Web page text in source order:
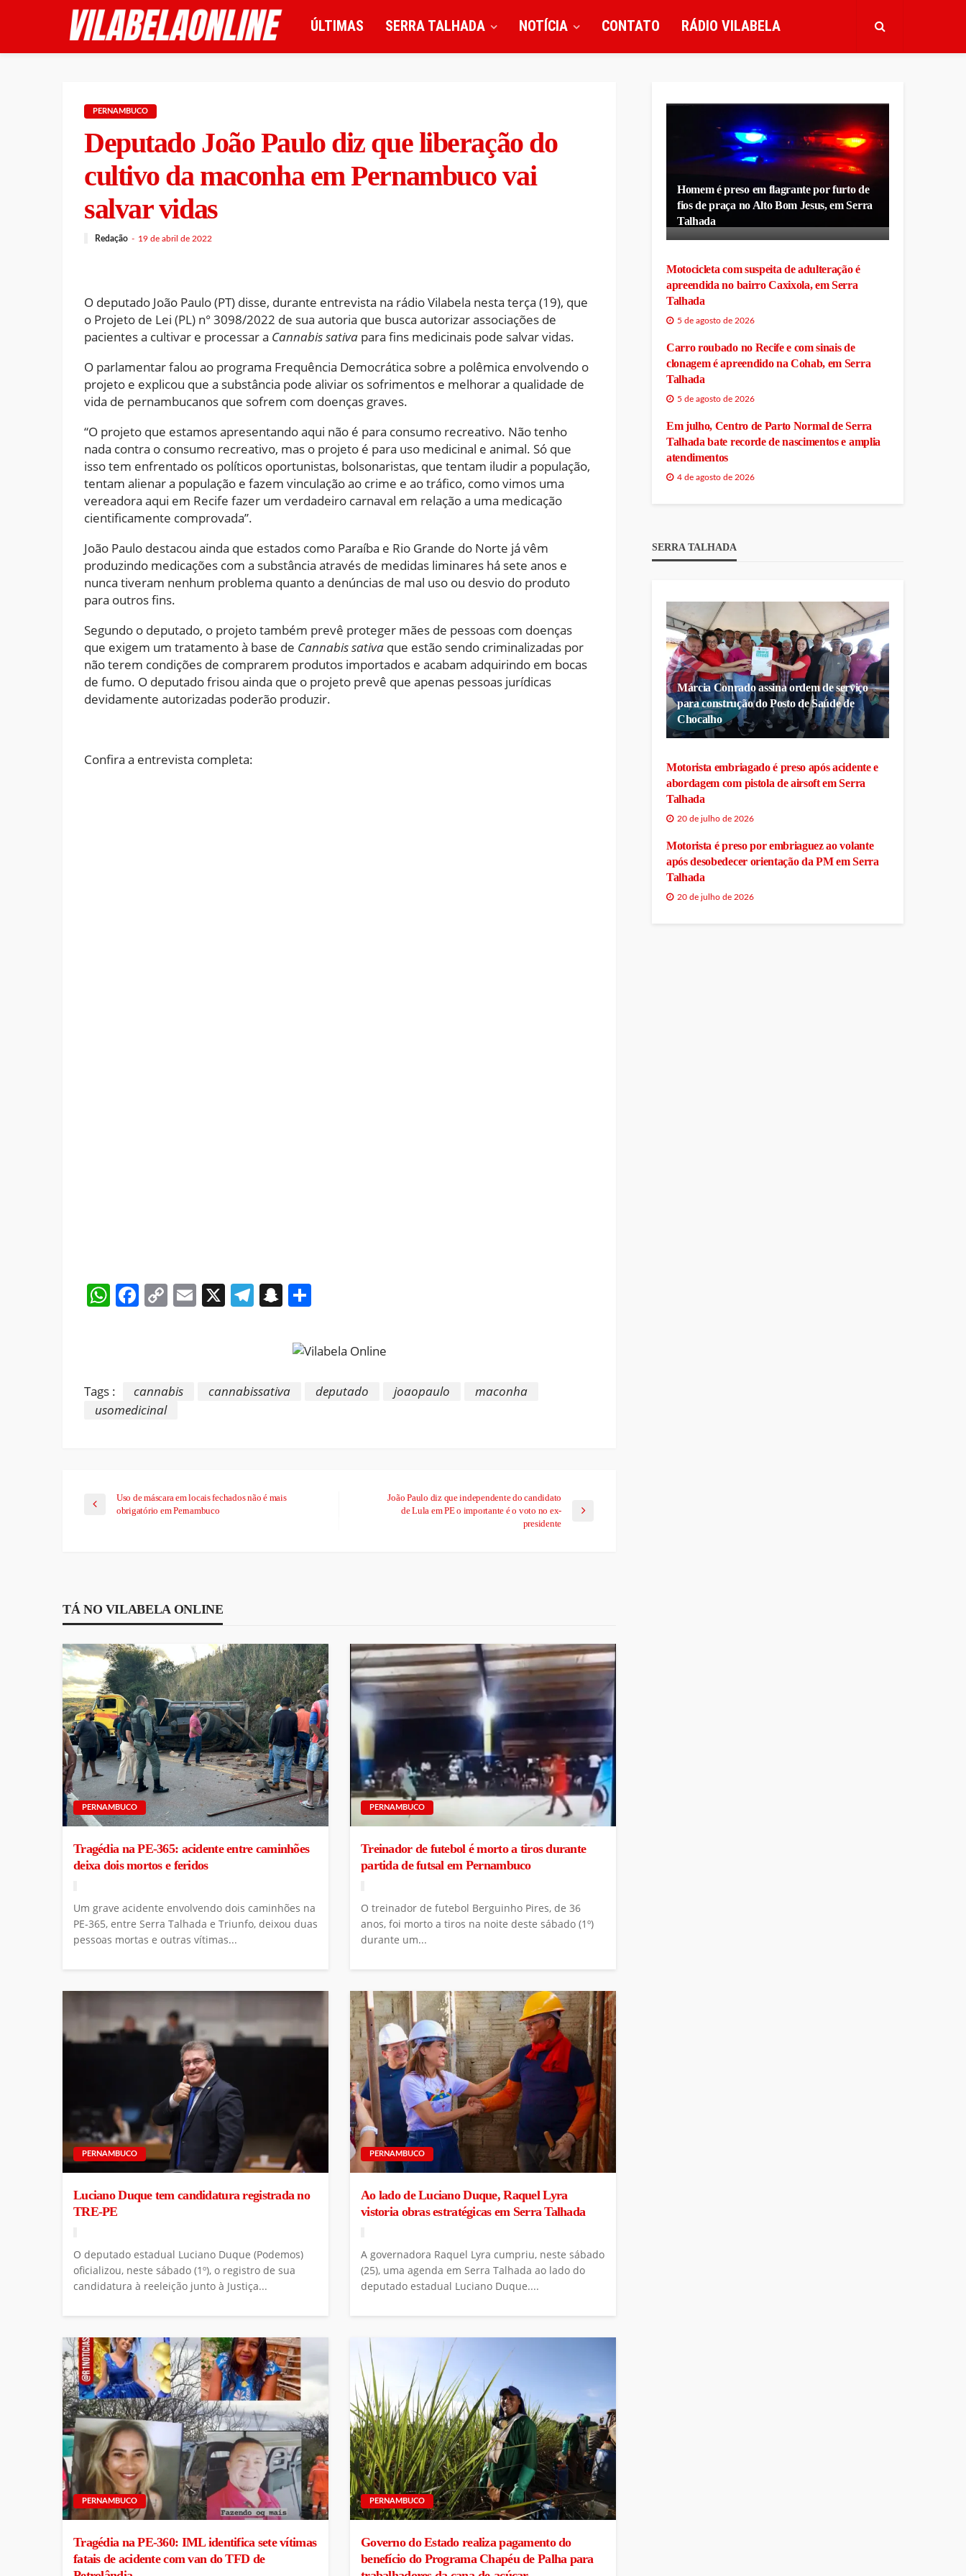
ÚLTIMAS SERRA TALHADA NOTÍCIA CONTATO RÁDIO VILABELA
PERNAMBUCO
Deputado João Paulo diz que liberação do
cultivo da maconha em Pernambuco vai
salvar vidas
Redação 19 de abril de 2022
O deputado João Paulo (PT) disse, durante entrevista na rádio Vilabela nesta terça (19), que
o Projeto de Lei (PL) n° 3098/2022 de sua autoria que busca autorizar associações de
pacientes a cultivar e processar a Cannabis sativa para fins medicinais pode salvar vidas.
O parlamentar falou ao programa Frequência Democrática sobre a polêmica envolvendo o
projeto e explicou que a substância pode aliviar os sofrimentos e melhorar a qualidade de
vida de pernambucanos que sofrem com doenças graves.
“O projeto que estamos apresentando aqui não é para consumo recreativo. Não tenho
nada contra o consumo recreativo, mas o projeto é para uso medicinal e animal. Só que
isso tem enfrentado os políticos oportunistas, bolsonaristas, que tentam iludir a população,
tentam alienar a população e fazem vinculação ao crime e ao tráfico, como vimos uma
vereadora aqui em Recife fazer um verdadeiro carnaval em relação a uma medicação
cientificamente comprovada”.
João Paulo destacou ainda que estados como Paraíba e Rio Grande do Norte já vêm
produzindo medicações com a substância através de medidas liminares há sete anos e
nunca tiveram nenhum problema quanto a denúncias de mal uso ou desvio do produto
para outros fins.
Segundo o deputado, o projeto também prevê proteger mães de pessoas com doenças
que exigem um tratamento à base de Cannabis sativa que estão sendo criminalizadas por
não terem condições de comprarem produtos importados e acabam adquirindo em bocas
de fumo. O deputado frisou ainda que o projeto prevê que apenas pessoas jurídicas
devidamente autorizadas poderão produzir.
Confira a entrevista completa:
WhatsApp
Facebook
CopyEmail
X Telegram
Snapchat
Tags : cannabis cannabissativa deputado joaopaulo
maconha
usomedicinal
Uso de máscara em locais fechados não é mais
obrigatório em Pernambuco
João Paulo diz que independente do candidato
de Lula em PE o importante é o voto no ex-
presidente
TÁ NO VILABELA ONLINE
PERNAMBUCO
Tragédia na PE-365: acidente entre caminhões
deixa dois mortos e feridos
Um grave acidente envolvendo dois caminhões na
PE-365, entre Serra Talhada e Triunfo, deixou duas
pessoas mortas e outras vítimas...
PERNAMBUCO
Treinador de futebol é morto a tiros durante
partida de futsal em Pernambuco
O treinador de futebol Berguinho Pires, de 36
anos, foi morto a tiros na noite deste sábado (1º)
durante um...
PERNAMBUCO
Luciano Duque tem candidatura registrada no
TRE-PE
O deputado estadual Luciano Duque (Podemos)
oficializou, neste sábado (1º), o registro de sua
candidatura à reeleição junto à Justiça...
PERNAMBUCO
Ao lado de Luciano Duque, Raquel Lyra
vistoria obras estratégicas em Serra Talhada
A governadora Raquel Lyra cumpriu, neste sábado
(25), uma agenda em Serra Talhada ao lado do
deputado estadual Luciano Duque....
PERNAMBUCO
Tragédia na PE-360: IML identifica sete vítimas
fatais de acidente com van do TFD de
PERNAMBUCO
Governo do Estado realiza pagamento do
benefício do Programa Chapéu de Palha para
Homem é preso em flagrante por furto de
fios de praça no Alto Bom Jesus, em Serra
Talhada
Motocicleta com suspeita de adulteração é
apreendida no bairro Caxixola, em Serra
Talhada
5 de agosto de 2026
Carro roubado no Recife e com sinais de
clonagem é apreendido na Cohab, em Serra
Talhada
5 de agosto de 2026
Em julho, Centro de Parto Normal de Serra
Talhada bate recorde de nascimentos e amplia
atendimentos
4 de agosto de 2026
SERRA TALHADA
Márcia Conrado assina ordem de serviço
para construção do Posto de Saúde de
Chocalho
Motorista embriagado é preso após acidente e
abordagem com pistola de airsoft em Serra
Talhada
20 de julho de 2026
Motorista é preso por embriaguez ao volante
após desobedecer orientação da PM em Serra
Talhada
20 de julho de 2026